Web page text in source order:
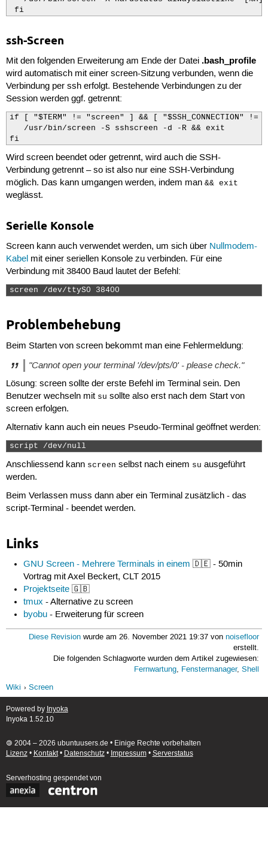
fi
ssh-Screen
Mit den folgenden Erweiterung am Ende der Datei .bash_profile
wird automatisch mit einer screen-Sitzung verbunden, wenn die
Verbindung per ssh erfolgt. Bestehende Verbindungen zu der
Session werden ggf. getrennt:
if [ "$TERM" != "screen" ] && [ "$SSH_CONNECTION"
   /usr/bin/screen -S sshscreen -d -R && exit
fi
Wird screen beendet oder getrennt, wird auch die SSH-
Verbindung getrennt – so ist also nur eine SSH-Verbindung
möglich. Das kann umgangen werden, indem man && exit
weglässt.
Serielle Konsole
Screen kann auch verwendet werden, um sich über Nullmodem-
Kabelmit einer seriellen Konsole zu verbinden. Für eine
Verbindung mit 38400 Baud lautet der Befehl:
screen /dev/ttyS0 38400
Problembehebung
Beim Starten von screen bekommt man eine Fehlermeldung:
"Cannot open your terminal '/dev/pts/0' - please check."
Lösung: screen sollte der erste Befehl im Terminal sein. Den
Benutzer wechseln mit su sollte also erst nach dem Start von
screen erfolgen.
Alternativ kann auch ein neues Pseudo-Terminal geöffnet werden:
script /dev/null
Anschliessend kann screen selbst nach einem su ausgeführt
werden.
Beim Verlassen muss dann aber ein Terminal zusätzlich - das
script-Terminal - beendet werden.
Links
GNU Screen - Mehrere Terminals in einem 🇩🇪 - 50min
Vortrag mit Axel Beckert, CLT 2015
Projektseite 🇬🇧
tmux - Alternative zu screen
byobu - Erweiterung für screen
Diese Revision wurde am 26. November 2021 19:37 vonnoisefloor
erstellt.
Die folgenden Schlagworte wurden dem Artikel zugewiesen:
Fernwartung, Fenstermanager,Shell
Wiki
Screen
Powered by Inyoka
Inyoka 1.52.10
🄯 2004 – 2026 ubuntuusers.de • Einige Rechte vorbehalten
Lizenz• Kontakt• Datenschutz• Impressum• Serverstatus
Serverhosting gespendet von